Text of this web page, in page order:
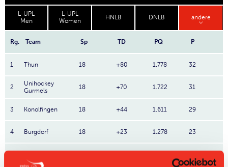
L-UPL
Men
L-UPL
Women
HNLB DNLB andere
Rg. Team Sp TD PQ P
1 Thun 18 +80 1.778 32
2
Unihockey
Gurmels
18 +70 1.722 31
3 Konolfingen 18 +44 1.611 29
4 Burgdorf 18 +23 1.278 23